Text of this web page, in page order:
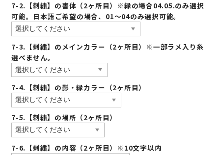
7-2.【刺繍】の書体（2ヶ所目）※縁の場合04.05.のみ選択
可能。日本語ご希望の場合、01〜04のみ選択可能。
7-3.【刺繍】のメインカラー（2ヶ所目）※一部ラメ入り糸
選べません。
7-4.【刺繍】の影・縁カラー（2ヶ所目）
7-5.【刺繍】の場所（2ヶ所目）
7-6.【刺繍】の内容（2ヶ所目）※10文字以内